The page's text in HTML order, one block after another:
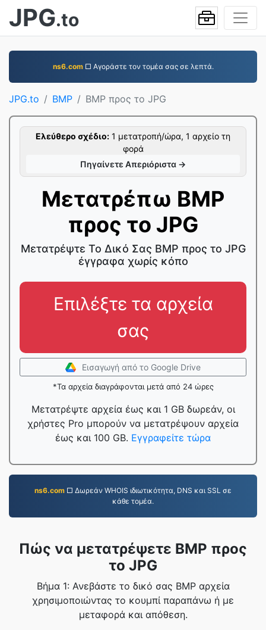
JPG.to
ns6.com□ Αγοράστε τον τομέα σας σε λεπτά.
JPG.to BMP BMP προς το JPG
Ελεύθερο σχέδιο: 1 μετατροπή/ώρα, 1 αρχείο τη
φορά
Πηγαίνετε Απεριόριστα →
Μετατρέπω BMP
προς το JPG
Μετατρέψτε Το Δικό Σας BMP προς το JPG
έγγραφα χωρίς κόπο
Επιλέξτε τα αρχεία
σας
Εισαγωγή από το Google Drive
*Τα αρχεία διαγράφονται μετά από 24 ώρες
Μετατρέψτε αρχεία έως και 1 GB δωρεάν, οι
χρήστες Pro μπορούν να μετατρέψουν αρχεία
έως και 100 GB. Εγγραφείτε τώρα
ns6.com □ Δωρεάν WHOIS ιδιωτικότητα, DNS και SSL σε
κάθε τομέα.
Πώς να μετατρέψετε BMP προς
το JPG
Βήμα 1: Ανεβάστε το δικό σας BMP αρχεία
χρησιμοποιώντας το κουμπί παραπάνω ή με
μεταφορά και απόθεση.